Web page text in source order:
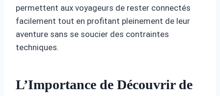
permettent aux voyageurs de rester connectés
facilement tout en profitant pleinement de leur
aventure sans se soucier des contraintes
techniques.
L’Importance de Découvrir de